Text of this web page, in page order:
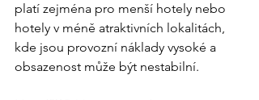
platí zejména pro menší hotely nebo
hotely v méně atraktivních lokalitách,
kde jsou provozní náklady vysoké a
obsazenost může být nestabilní.